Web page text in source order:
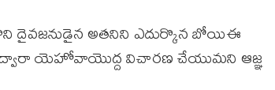
దైవజనుడైన అతనిని ఎదుర్కొన బోయిఈ
యెహోవాయొద్ద విచారణ చేయుమని ఆజ్ఞ